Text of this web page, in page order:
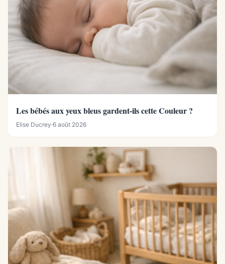
Les bébés aux yeux bleus gardent-ils cette Couleur ?
Elise Ducrey·6 août 2026